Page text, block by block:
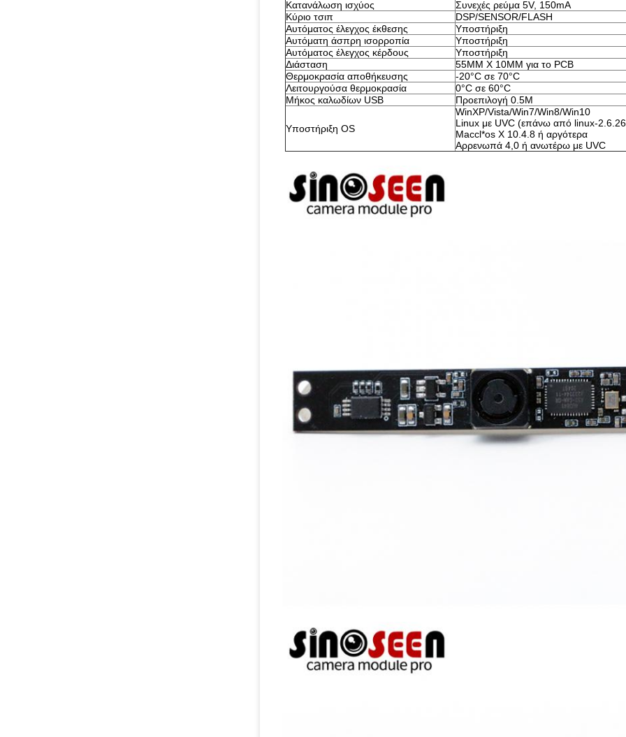
Κατανάλωση ισχύος
Συνεχές ρεύμα 5V, 150mA
Κύριο τσιπ
DSP/SENSOR/FLASH
Αυτόματος έλεγχος έκθεσης
Υποστήριξη
Αυτόματη άσπρη ισορροπία
Υποστήριξη
Αυτόματος έλεγχος κέρδους
Υποστήριξη
Διάσταση
55MM X 10MM για το PCB
Θερμοκρασία αποθήκευσης
-20°C σε 70°C
Λειτουργούσα θερμοκρασία
0°C σε 60°C
Μήκος καλωδίων USB
Προεπιλογή 0.5M
Υποστήριξη OS
WinXP/Vista/Win7/Win8/Win10
Linux με UVC (επάνω από linux-
Maccl*os Χ 10.4.8 ή αργότερα
Αρρενωπά 4,0 ή ανωτέρω με UVC